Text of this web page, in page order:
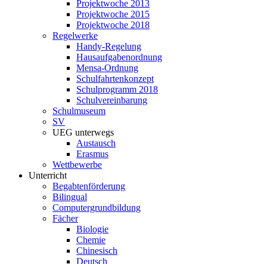
Projektwoche 2013
Projektwoche 2015
Projektwoche 2018
Regelwerke
Handy-Regelung
Hausaufgabenordnung
Mensa-Ordnung
Schulfahrtenkonzept
Schulprogramm 2018
Schulvereinbarung
Schulmuseum
SV
UEG unterwegs
Austausch
Erasmus
Wettbewerbe
Unterricht
Begabtenförderung
Bilingual
Computergrundbildung
Fächer
Biologie
Chemie
Chinesisch
Deutsch